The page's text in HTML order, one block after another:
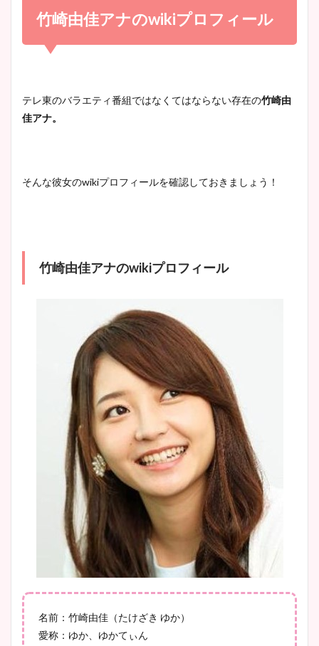
宇賀神メグアナのニット画像
め！足が美脚でニット衣装も
かわいい！
清水麻椰アナのかわいい画
ニット衣装まとめ！美足の筋
鈴木唯の太ってた時の体重が
ヤバすぎww原因や痩せたダ
イエット方は？昔と現在を画
像比較！
豊島実季アナのカップ画像ま
とめ！美脚や水着姿に年齢も
調査！
宇賀神メグアナのニット画像
まとめ！足も美脚でカップも
竹崎由佳アナのwikiプロフィール
テレ東のバラエティ番組ではなくてはならない存在の竹崎由
佳アナ。
そんな彼女のwikiプロフィールを確認しておきましょう！
竹崎由佳アナのwikiプロフィール
名前：竹崎由佳（たけざき ゆか）
愛称：ゆか、ゆかてぃん